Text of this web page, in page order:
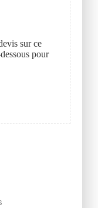
sur ce
pour